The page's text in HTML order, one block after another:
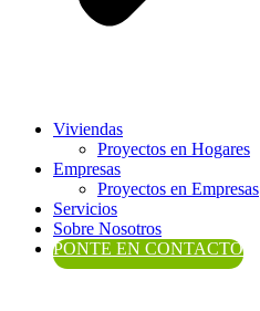
Viviendas
Proyectos en Hogares
Empresas
Proyectos en Empresas
Servicios
Sobre Nosotros
PONTE EN CONTACTO